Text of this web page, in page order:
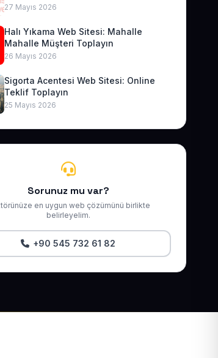
27 Mayıs 2026
Halı Yıkama Web Sitesi: Mahalle
Mahalle Müşteri Toplayın
26 Mayıs 2026
Sigorta Acentesi Web Sitesi: Online
Teklif Toplayın
25 Mayıs 2026
Sorunuz mu var?
en uygun web çözümünü birlikte
belirleyelim.
+90 545 732 61 82